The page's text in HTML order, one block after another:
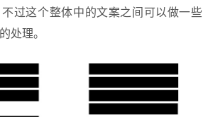
过这个整体中的文案之间可以做一些
处理。